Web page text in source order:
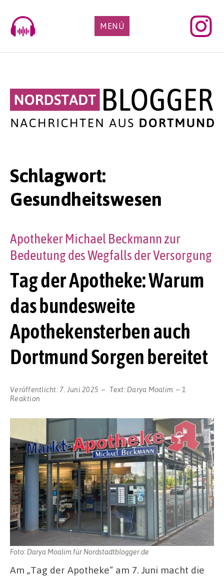
content
MENÜ
Schlagwort:
Gesundheitswesen
Tag der Apotheke: Warum
das bundesweite
Apothekensterben auch
Dortmund Sorgen bereitet
Apotheker Michael Beckmann zur
Bedeutung des Wegfalls der Versorgung
Veröffentlicht: 7. Juni 2025 Text:Darya Moalim
1
Reaktion
Foto: Darya Moalim für Nordstadtblogger.de
Am „Tag der Apotheke“ am 7. Juni macht die